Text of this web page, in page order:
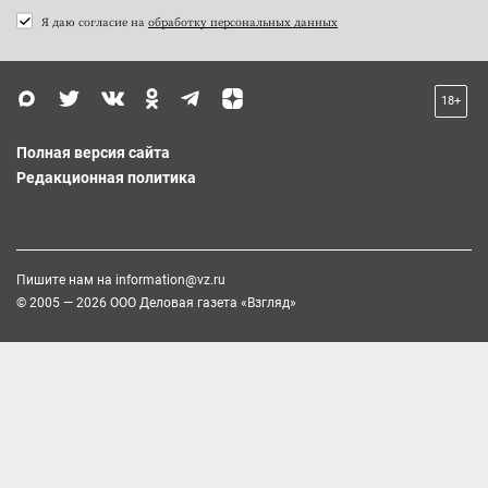
Я даю согласие на обработку персональных данных
18+
Полная версия сайта
Редакционная политика
Пишите нам на information@vz.ru
© 2005 — 2026 ООО Деловая газета «Взгляд»